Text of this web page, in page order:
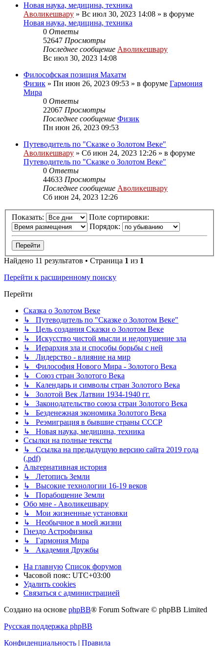
Новая наука, медицина, техника
Аволикешвару » Вс июл 30, 2023 14:08 » в форуме
Новая наука, медицина, техника
0 Ответы
52647 Просмотры
Последнее сообщение Аволикешвару
Вс июл 30, 2023 14:08
Философская позиция Махатм
Физик » Пн июн 26, 2023 09:53 » в форуме Гармония
Мира
0 Ответы
22067 Просмотры
Последнее сообщение Физик
Пн июн 26, 2023 09:53
Путеводитель по "Сказке о Золотом Веке"
Аволикешвару » Сб июн 24, 2023 12:26 » в форуме
Путеводитель по "Сказке о Золотом Веке"
0 Ответы
44633 Просмотры
Последнее сообщение Аволикешвару
Сб июн 24, 2023 12:26
Показать:
Поле сортировки:
Порядок:
Найдено 11 результатов • Страница 1 из 1
Перейти к расширенному поиску
Перейти
Сказка о Золотом Веке
↳ Путеводитель по "Сказке о Золотом Веке"
↳ Цель создания Сказки о Золотом Веке
↳ Искусство чистой мысли и недопущение зла
↳ Иерархия зла и способы борьбы с ней
↳ Лидерство - влияние на мир
↳ Философия Нового Мира - Золотого Века
↳ Cоюз стран Золотого Века
↳ Календарь и символы стран Золотого Века
↳ Золотой Век Латвии 1934-1940 гг.
↳ Законодательство союза стран Золотого Века
↳ Безденежная экономика Золотого Века
↳ Реэмиграция в бывшие страны СССР
↳ Новая наука, медицина, техника
Ссылки на полные тексты
↳ Ссылка на предыдущую версию сайта 2019 года
(.pdf)
Альтернативная история
↳ Летопись Земли
↳ Высокие технологии 16-19 веков
↳ Порабощение Земли
Обо мне - Аволикешвару
↳ Мои жизненные установки
↳ Необычное в моей жизни
Гнездо Астрофизика
↳ Гармония Мира
↳ Академия Дружбы
На главную Список форумов
Часовой пояс: UTC+03:00
Удалить cookies
Связаться с администрацией
Создано на основе phpBB® Forum Software © phpBB Limited
Русская поддержка phpBB
Конфиденциальность
Правила